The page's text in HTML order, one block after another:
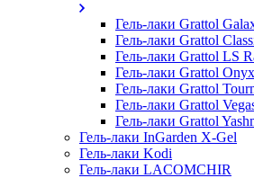
Гель-лаки Grattol
Гель-лаки Grattol
Гель-лаки Grattol LS
Гель-лаки Grattol Onyx
Гель-лаки Grattol
Гель-лаки Grattol
Гель-лаки Grattol
Гель-лаки InGarden X-Gel
Гель-лаки Kodi
Гель-лаки LACOMCHIR